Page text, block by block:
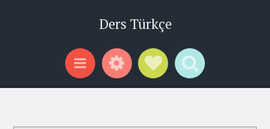
Ders Türkçe
Menu WidgetsSocial Links
Search